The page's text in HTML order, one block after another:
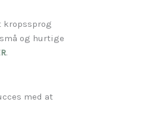
kropssprog
og hurtige
.
med at